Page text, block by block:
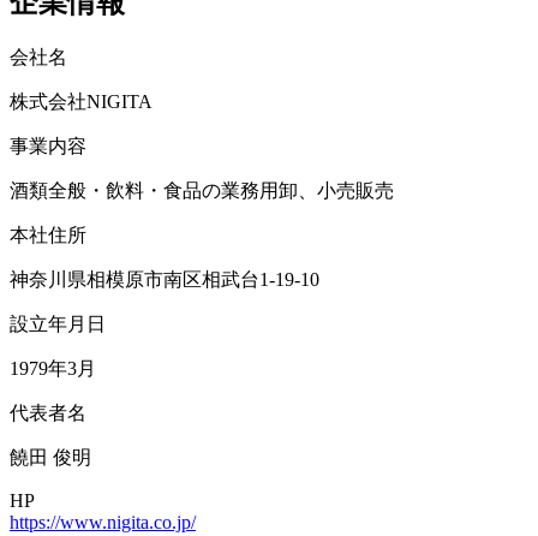
会社名
株式会社NIGITA
事業内容
酒類全般・飲料・⾷品の業務⽤卸、⼩売販売
本社住所
神奈川県相模原市南区相武台1-19-10
設立年月日
1979年3月
代表者名
饒⽥ 俊明
HP
https://www.nigita.co.jp/